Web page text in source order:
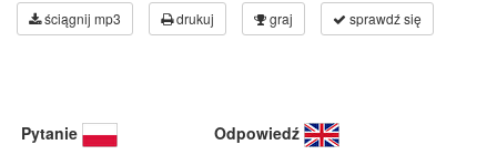
ściągnij mp3 drukuj graj sprawdź się
Pytanie Odpowiedź